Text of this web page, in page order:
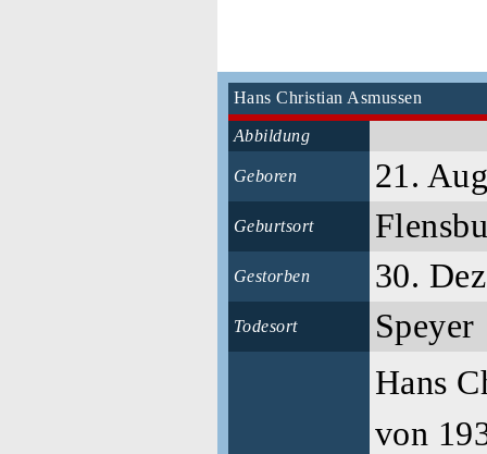
Hans Christian Asmussen
Abbildung
Geboren 21.
Geburtsort
Gestorben 30.
Todesort Speyer
Hans
von